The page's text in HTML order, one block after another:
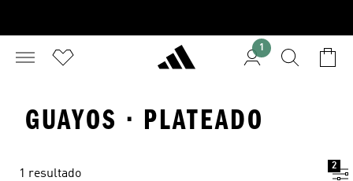
1
GUAYOS · PLATEADO
1 resultado
2